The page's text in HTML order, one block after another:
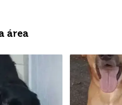
área